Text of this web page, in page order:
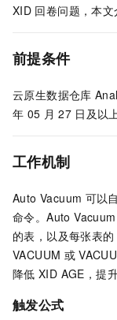
XID 回卷问题，本文
前提条件
云原生数据仓库
年 05 月 27 日及以
工作机制
Auto Vacuum 可以
命令。Auto Vacuum
的表，以及每张表的
VACUUM 或
降低 XID AGE，提
触发公式